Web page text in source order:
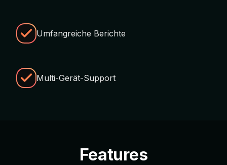
Umfangreiche Berichte
Multi-Gerät-Support
Features